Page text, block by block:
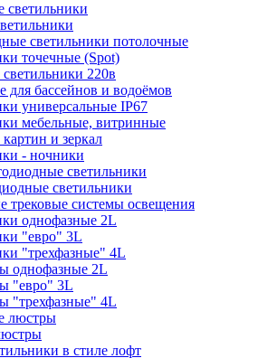
светильники потолочные
точечные (Spot)
220в
для бассейнов и водоёмов
универсальные IP67
мебельные, витринные
и зеркал
- ночники
светильники
трековые системы освещения
однофазные 2L
"евро" 3L
"трехфазные" 4L
однофазные 2L
"евро" 3L
"трехфазные" 4L